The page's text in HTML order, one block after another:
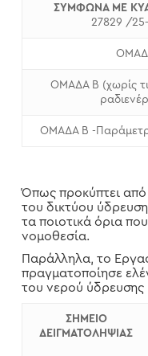
ΣΥΜΦΩΝΑ ΜΕ
27829 /
ΟΜΑΔΑ Β (χωρίς
ΟΜΑΔΑ Β -
Όπως προκύπτει
του δικτύου
τα ποιοτικά όρια
νομοθεσία.
Παράλληλα, το
πραγματοποίησε
του νερού ύδρευσης
ΣΗΜΕΙΟ
ΔΕΙΓΜΑΤΟΛΗΨΙΑΣ